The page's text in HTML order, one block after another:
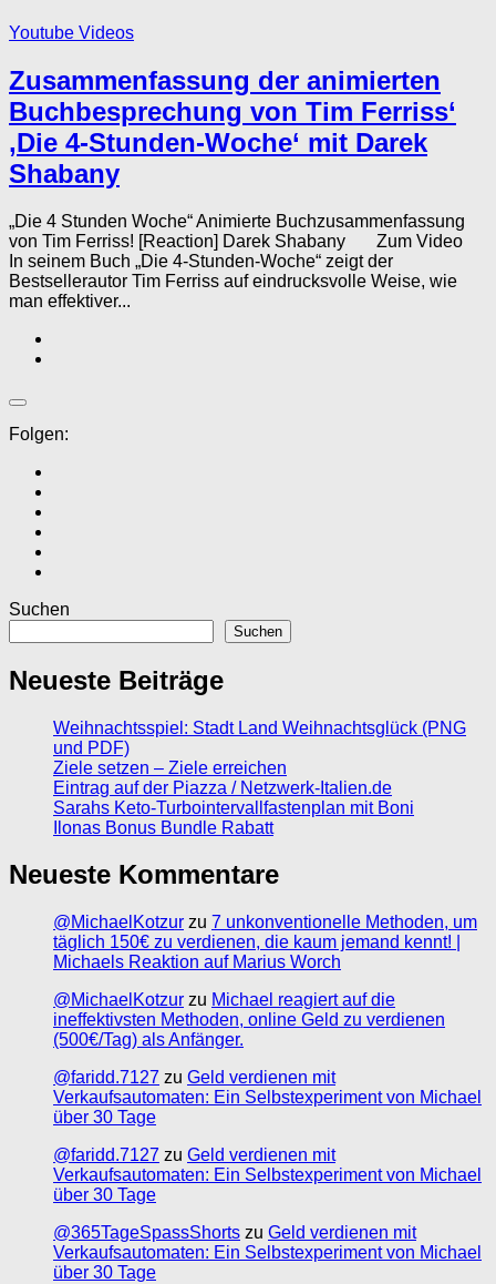
Youtube Videos
Zusammenfassung der animierten
Buchbesprechung von Tim Ferriss‘
‚Die 4-Stunden-Woche‘ mit Darek
Shabany
„Die 4 Stunden Woche“ Animierte Buchzusammenfassung
von Tim Ferriss! [Reaction] Darek Shabany Zum Video
In seinem Buch „Die 4-Stunden-Woche“ zeigt der
Bestsellerautor Tim Ferriss auf eindrucksvolle Weise, wie
man effektiver...
Folgen:
Suchen
Suchen
Neueste Beiträge
Weihnachtsspiel: Stadt Land Weihnachtsglück (PNG
und PDF)
Ziele setzen – Ziele erreichen
Eintrag auf der Piazza / Netzwerk-Italien.de
Sarahs Keto-Turbointervallfastenplan mit Boni
Ilonas Bonus Bundle Rabatt
Neueste Kommentare
@MichaelKotzur zu 7 unkonventionelle Methoden, um
täglich 150€ zu verdienen, die kaum jemand kennt! |
Michaels Reaktion auf Marius Worch
@MichaelKotzur zu Michael reagiert auf die
ineffektivsten Methoden, online Geld zu verdienen
(500€/Tag) als Anfänger.
@faridd.7127 zu Geld verdienen mit
Verkaufsautomaten: Ein Selbstexperiment von Michael
über 30 Tage
@faridd.7127 zu Geld verdienen mit
Verkaufsautomaten: Ein Selbstexperiment von Michael
über 30 Tage
@365TageSpassShorts zu Geld verdienen mit
Verkaufsautomaten: Ein Selbstexperiment von Michael
über 30 Tage